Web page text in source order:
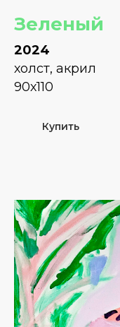
Зеленый
2024
холст, акрил
90х110
Купить